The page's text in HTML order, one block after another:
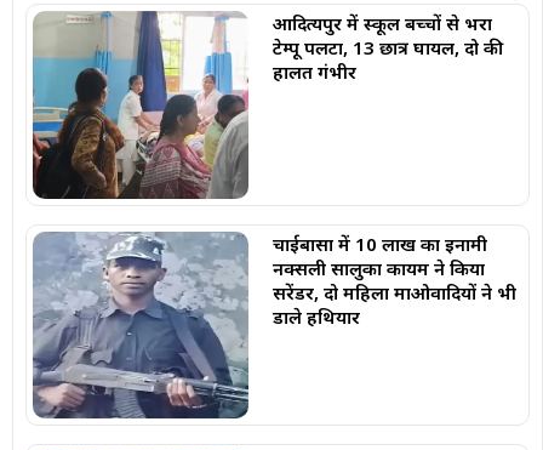
आदित्यपुर में स्कूल बच्चों से भरा
टेम्पू पलटा, 13 छात्र घायल, दो की
हालत गंभीर
चाईबासा में 10 लाख का इनामी
नक्सली सालुका कायम ने किया
सरेंडर, दो महिला माओवादियों ने भी
डाले हथियार